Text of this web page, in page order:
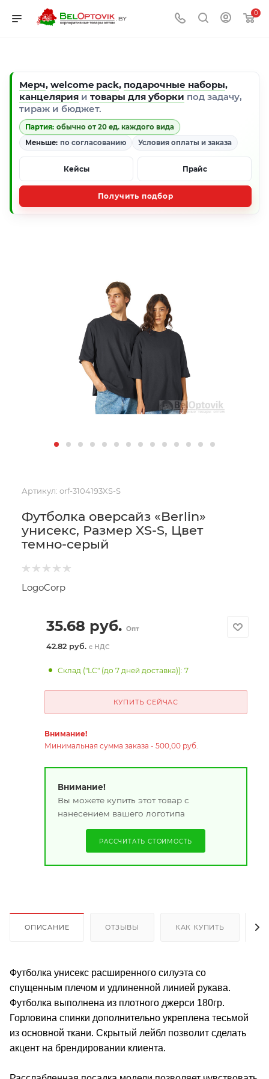
0
Мерч, welcome pack, подарочные наборы,
канцелярия и товары для уборки под задачу,
тираж и бюджет.
Партия: обычно от 20 ед. каждого вида
Меньше: по согласованию Условия оплаты и заказа
Кейсы Прайс
Получить подбор
Артикул: orf-3104193XS-S
Футболка оверсайз «Berlin»
унисекс, Размер XS-S, Цвет
темно-серый
LogoCorp
35.68 руб. Опт
42.82 руб. с НДС
Склад ("LC" (до 7 дней доставка)): 7
КУПИТЬ СЕЙЧАС
Внимание!
Минимальная сумма заказа - 500,00 руб.
Внимание!
Вы можете купить этот товар с
нанесением вашего логотипа
РАССЧИТАТЬ СТОИМОСТЬ
ОПИСАНИЕ ОТЗЫВЫ КАК КУПИТЬ
Футболка унисекс расширенного силуэта со
спущенным плечом и удлиненной линией рукава.
Футболка выполнена из плотного джерси 180гр.
Горловина спинки дополнительно укреплена тесьмой
из основной ткани. Скрытый лейбл позволит сделать
акцент на брендировании клиента.